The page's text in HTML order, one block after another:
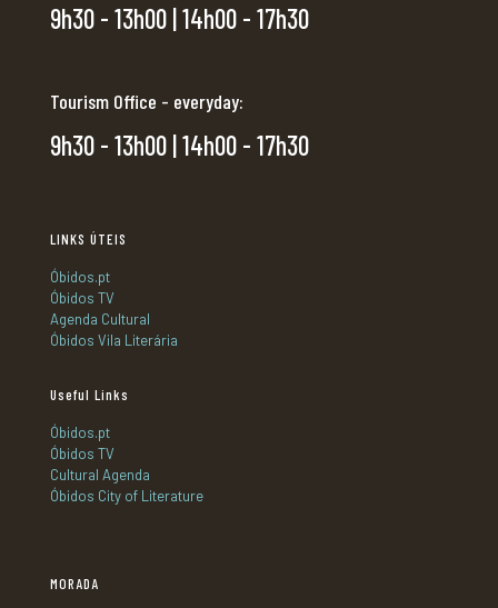
9h30 - 13h00 | 14h00 - 17h30
Tourism Office - everyday:
9h30 - 13h00 | 14h00 - 17h30
LINKS ÚTEIS
Óbidos.pt
Óbidos TV
Agenda Cultural
Óbidos Vila Literária
Useful Links
Óbidos.pt
Óbidos TV
Cultural Agenda
Óbidos City of Literature
MORADA